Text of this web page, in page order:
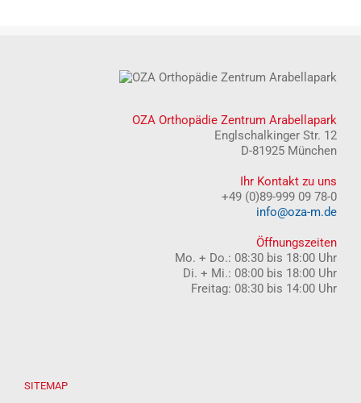
OZA Orthopädie Zentrum Arabellapark
Englschalkinger Str. 12
D-81925 München
Ihr Kontakt zu uns
+49 (0)89-999 09 78-0
info@oza-m.de
Öffnungszeiten
Mo. + Do.: 08:30 bis 18:00 Uhr
Di. + Mi.: 08:00 bis 18:00 Uhr
Freitag: 08:30 bis 14:00 Uhr
SITEMAP